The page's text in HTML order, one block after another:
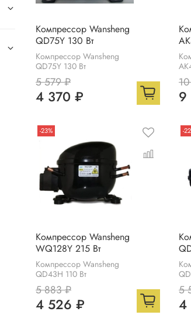
Компрессор Wansheng
QD75Y 130 Вт
Компрессор Wansheng
QD75Y 130 Вт
5 579 ₽
4 370 ₽ 9
-23%
Компрессор Wansheng
WQ128Y 215 Вт
Компрессор Wansheng
QD43H 110 Вт
5 883 ₽
4 526 ₽
-
5
4